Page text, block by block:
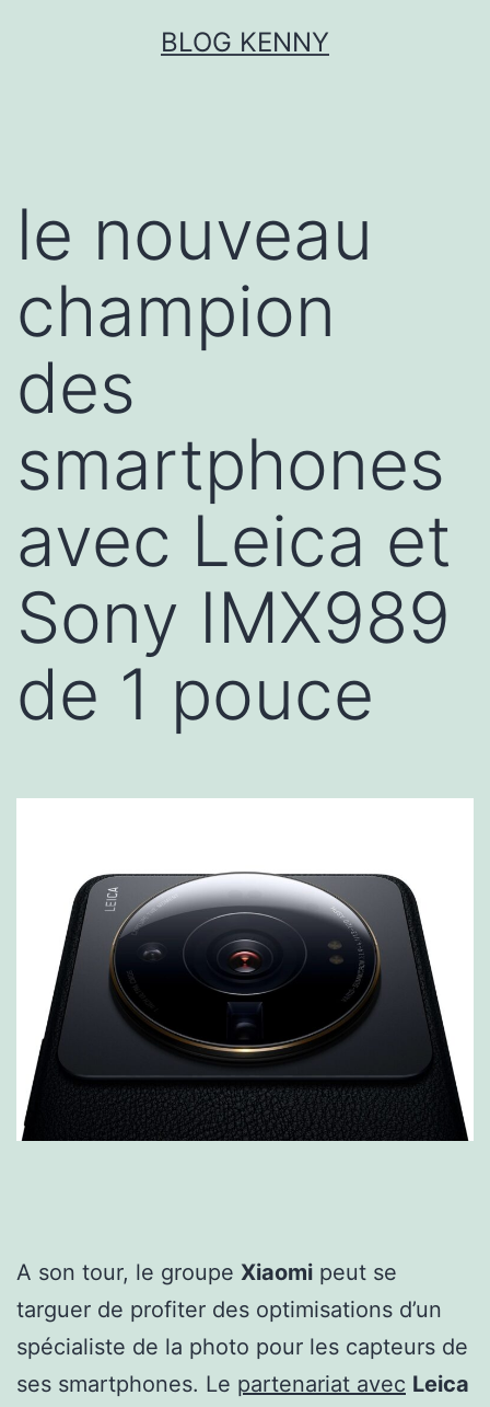
BLOG KENNY
le nouveau
champion
des
smartphones
avec Leica et
Sony IMX989
de 1 pouce
A son tour, le groupe Xiaomi peut se
targuer de profiter des optimisations d’un
spécialiste de la photo pour les capteurs de
ses smartphones. Le partenariat avec Leica